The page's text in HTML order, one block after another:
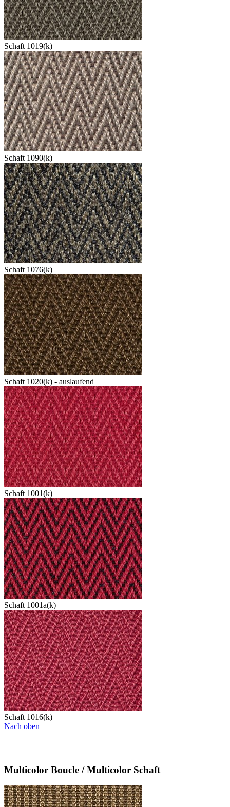
Schaft 1019(k)
Schaft 1090(k)
Schaft 1076(k)
Schaft 1020(k) - auslaufend
Schaft 1001(k)
Schaft 1001a(k)
Schaft 1016(k)
Nach oben
Multicolor Boucle / Multicolor Schaft